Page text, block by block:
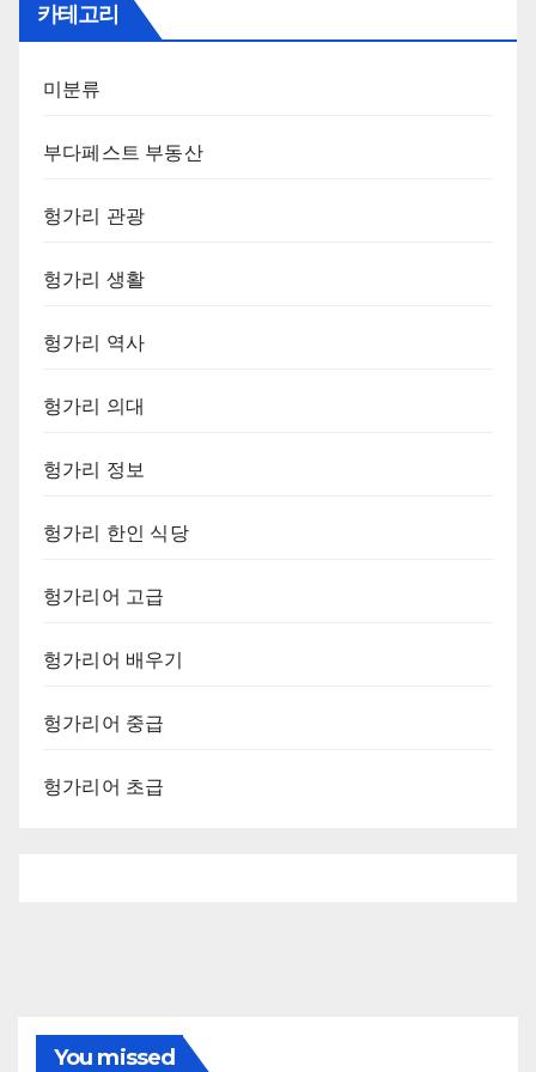
카테고리
미분류
부다페스트 부동산
헝가리 관광
헝가리 생활
헝가리 역사
헝가리 의대
헝가리 정보
헝가리 한인 식당
헝가리어 고급
헝가리어 배우기
헝가리어 중급
헝가리어 초급
You missed